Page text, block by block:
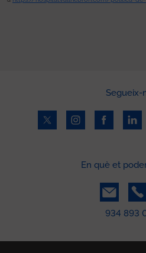
Segueix-
En què et
934 893